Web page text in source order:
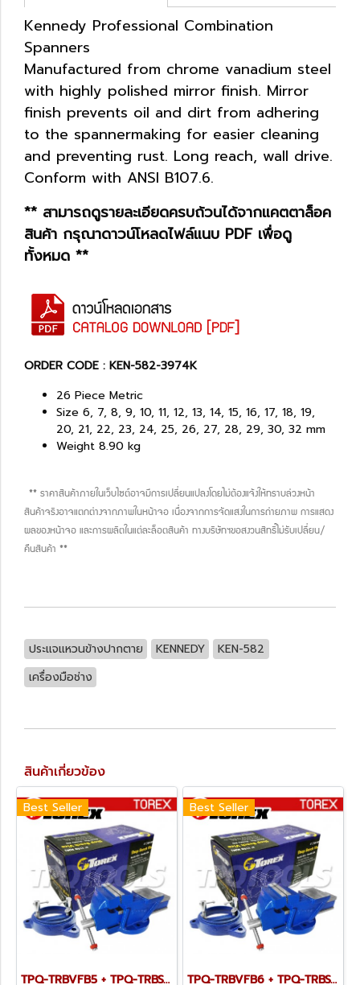
Kennedy Professional Combination
Spanners
Manufactured from chrome vanadium steel
with highly polished mirror finish. Mirror
finish prevents oil and dirt from adhering
to the spannermaking for easier cleaning
and preventing rust. Long reach, wall drive.
Conform with ANSI B107.6.
** สามารถดูรายละเอียดครบถ้วนได้จากแคตตาล็อค
สินค้า กรุณาดาวน์โหลดไฟล์แนบ PDF เพื่อดู
ทั้งหมด **
ORDER CODE : KEN-582-3974K
26 Piece Metric
Size 6, 7, 8, 9, 10, 11, 12, 13, 14, 15, 16, 17, 18, 19,
20, 21, 22, 23, 24, 25, 26, 27, 28, 29, 30, 32 mm
Weight 8.90 kg
** ราคาสินค้าภายในเว็บไซต์อาจมีการเปลี่ยนแปลงโดยไม่ต้องแจ้งให้ทราบล่วงหน้า
สินค้าจริงอาจแตกต่างจากภาพในหน้าจอ เนื่องจากการจัดแสงในการถ่ายภาพ การแสดง
ผลของหน้าจอ และการผลิตในแต่ละล็อตสินค้า ทางบริษัทฯขอสงวนสิทธิ์ไม่รับเปลี่ยน/
คืนสินค้า **
ประแจแหวนข้างปากตาย KENNEDY
KEN-582
เครื่องมือช่าง
สินค้าเกี่ยวข้อง
Best Seller
TPQ-TRBVFB5 + TPQ-TRBSWV5 ชุดปากกาจับชิ้นงาน 125 มม. (5") พร้อมฐานหมุน
Best Seller
TPQ-TRBVFB6 + TPQ-TRBSWV6 ชุดปากกาจับชิ้นงาน 150 มม. (6") พร้อมฐานหมุน